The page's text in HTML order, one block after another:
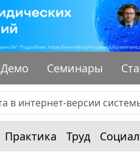
Демо Семинары
Практика Труд